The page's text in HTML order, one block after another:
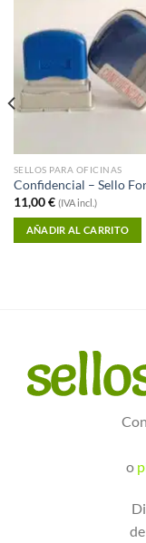
SELLOS PARA OFICINAS
Confidencial – Sello
11,00€ (IVA incl.)
AÑADIR AL CARRITO
o